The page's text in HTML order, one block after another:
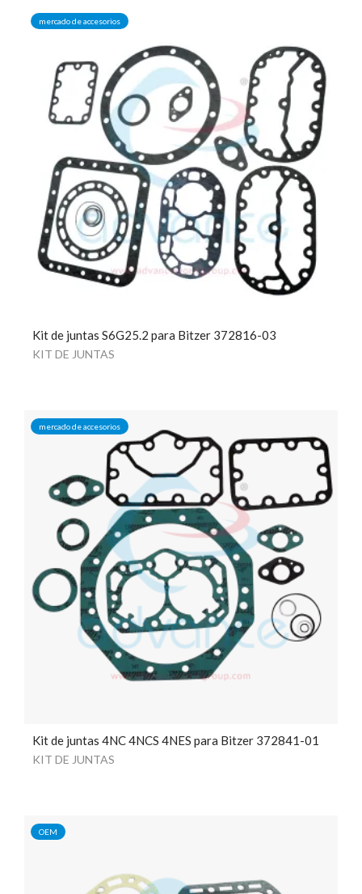
mercado de accesorios
Kit de juntas S6G25.2 para Bitzer 372816-03
KIT DE JUNTAS
mercado de accesorios
Kit de juntas 4NC 4NCS 4NES para Bitzer 372841-01
KIT DE JUNTAS
OEM